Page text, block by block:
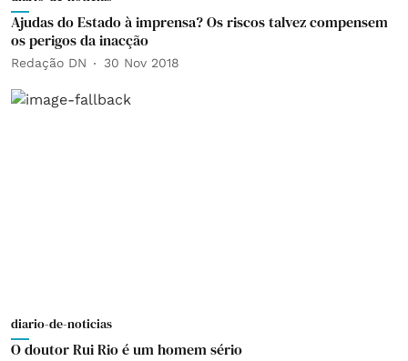
Ajudas do Estado à imprensa? Os riscos talvez compensem
os perigos da inacção
Redação DN 30 Nov 2018
diario-de-noticias
O doutor Rui Rio é um homem sério